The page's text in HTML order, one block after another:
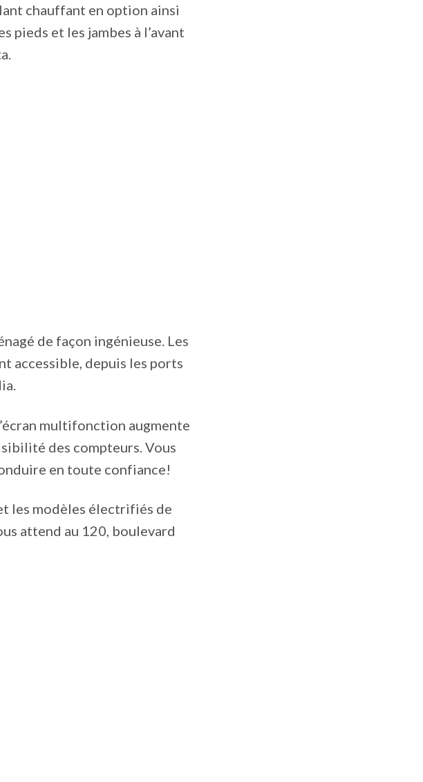
chauffant en option ainsi
pieds et les jambes à l’avant
de façon ingénieuse. Les
accessible, depuis les ports
multifonction augmente
des compteurs. Vous
en toute confiance!
les modèles électrifiés de
attend au 120, boulevard